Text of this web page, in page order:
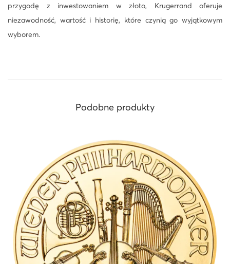
przygodę z inwestowaniem w złoto, Krugerrand oferuje
niezawodność, wartość i historię, które czynią go wyjątkowym
wyborem.
Podobne produkty